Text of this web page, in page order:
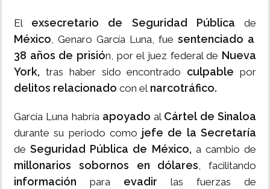
El exsecretario de Seguridad Pública de
México, Genaro García Luna, fue sentenciado a
38 años de prisión, por el juez federal de Nueva
York, tras haber sido encontrado culpablepor
delitos relacionado con el narcotráfico.
García Luna habría apoyado al Cártel de Sinaloa
durante su periodo como jefe de la Secretaría
de Seguridad Pública de México, a cambio de
millonarios sobornos en dólares, facilitando
información para evadir las fuerzas de